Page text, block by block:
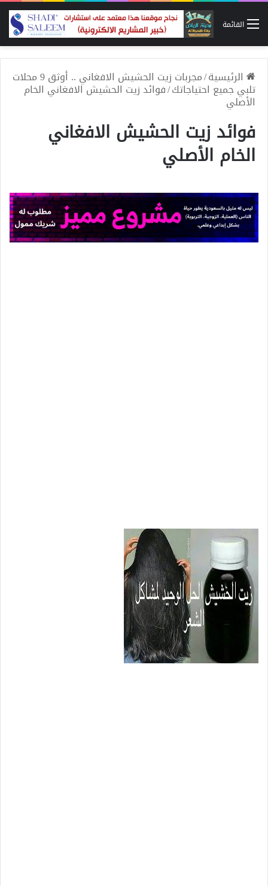
القائمة
الرئيسية/ مجربات زيت الحشيش الافغاني .. أوثق 9 محلات
تلبي جميع احتياجاتك/فوائد زيت الحشيش الافغاني الخام
الأصلي
فوائد زيت الحشيش الافغاني
الخام الأصلي